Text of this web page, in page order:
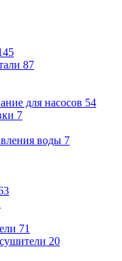
87
для насосов 54
7
воды 7
71
20